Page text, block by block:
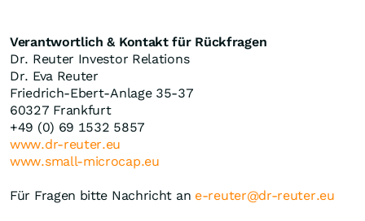
Verantwortlich & Kontakt für Rückfragen
Dr. Reuter Investor Relations
Dr. Eva Reuter
Friedrich-Ebert-Anlage 35-37
60327 Frankfurt
+49 (0) 69 1532 5857
www.dr-reuter.eu
www.small-microcap.eu
Für Fragen bitte Nachricht an e-reuter@dr-reuter.eu